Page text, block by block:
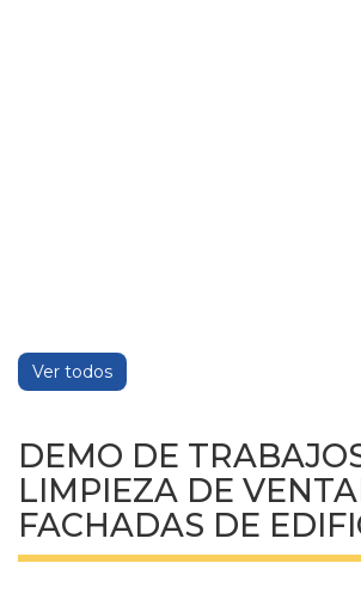
Ver todos
DEMO DE
LIMPIEZA DE
FACHADAS DE